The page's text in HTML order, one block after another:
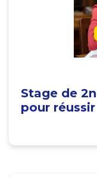
Stage de
pour réussir